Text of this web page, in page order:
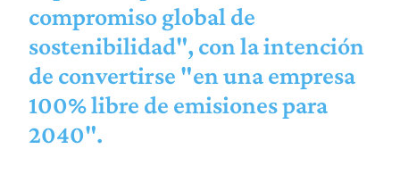
compromiso global de
sostenibilidad", con la intención
de convertirse "en una empresa
100% libre de emisiones para
2040".